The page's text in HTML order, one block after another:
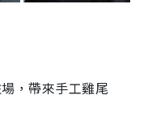
，帶來手工雞尾